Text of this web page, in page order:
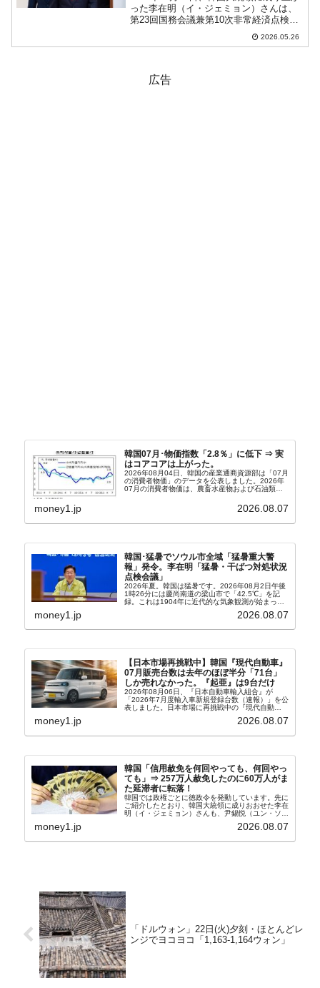
った李在明（イ・ジェミョン）さんは、
第23回国務会議兼第10次非常経済点検会
議を主宰し「原子力潜水艦の建造を推進
する」と述べました。以下に大統領府が
2026.05.26
広告
韓国07月･物価指数「2.8％」に低下 ⇒ 実
はコアコアは上がった。
2026年08月04日、韓国の産業通商資源部は「07月
の消費者物価」のデータを公表しました。2026年
07月の消費者物価は、農畜水産物および石油類の
2.8％上昇（06月は3.2％）となり、上昇率は前...
money1.jp 2026.08.07
韓国･猛暑でソウル市全域「猛暑重大警
報」発令。李在明「猛暑・干ばつ対処状況
点検会議」
2026年夏。韓国は猛暑です。2026年08月2日午後
1時26分には慶尚南道の梁山市で「42.5℃」を記
録。これは1904年に近代的な気象観測が始まって
ウル市全域への「猛暑重大警報」が発令され...
money1.jp 2026.08.07
【日本市場再挑戦中】韓国『現代自動車』
07月販売台数は去年のほぼ半分「71台」
しか売れなかった。『起亜』は9台だけ
2026年08月06日、『日本自動車輸入組合』が
「2026年7月度輸入車新規登録台数（速報）」を公
表しました。日本市場に再挑戦中の『現代自動
台数はこの中に捉えられているはずです。先月から
money1.jp 2026.08.07
韓国「信用赦免を何回やっても、何回やっ
ても」⇒ 257万人赦免したのに60万人がま
た延滞者に転落！
韓国では政権ごとに徳政令を発動しています。先に
ご紹介したとおり、韓国大統領に成りおおせた李在
明（イ・ジェミョン）さんも、尹錫悦（ユン・ソギ
バンクにして不良債権の買い取りを行い、分割償還
money1.jp 2026.08.07
「ドルウォン」22日(火)夕刻・ほとんどレ
ンジでヨコヨコ「1,163-1,164ウォン」